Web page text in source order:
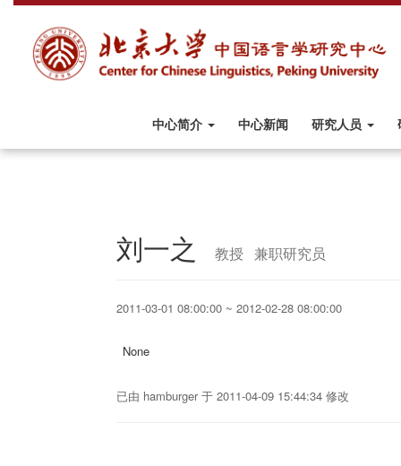
中心简介 中心新闻 研究人员
刘一之 教授 兼职研究员
2011-03-01 08:00:00 ~ 2012-02-28 08:00:00
None
已由 hamburger 于 2011-04-09 15:44:34 修改